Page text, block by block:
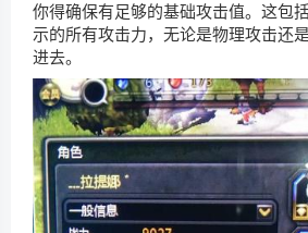
你得确保有足够的基础攻击值。这包
示的所有攻击力，无论是物理攻击还
进去。